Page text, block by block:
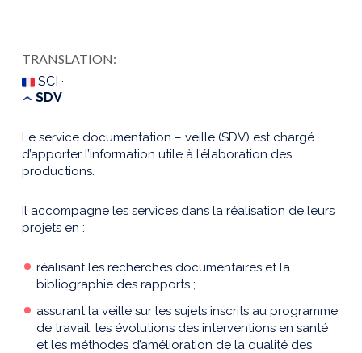
TRANSLATION:
SCI ·
SDV
Le service documentation – veille (SDV) est chargé
d’apporter l’information utile à l’élaboration des
productions.
Il accompagne les services dans la réalisation de leurs
projets en :
réalisant les recherches documentaires et la
bibliographie des rapports ;
assurant la veille sur les sujets inscrits au programme
de travail, les évolutions des interventions en santé
et les méthodes d’amélioration de la qualité des